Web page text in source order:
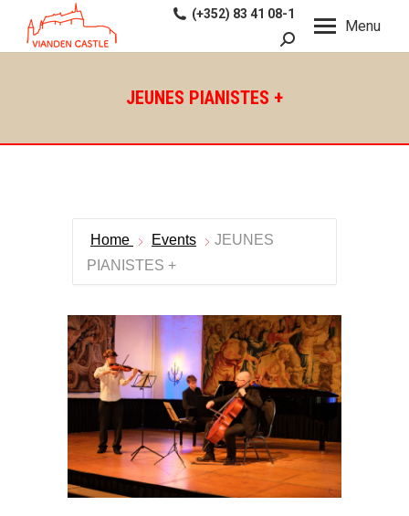
Menu
(+352) 83 41 08-1
Search:
JEUNES PIANISTES +
Home Events
JEUNES
PIANISTES +